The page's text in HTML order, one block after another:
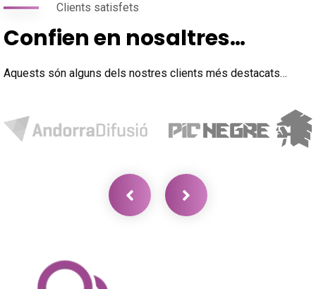
Clients satisfets
Confien en nosaltres…
Aquests són alguns dels nostres clients més destacats…